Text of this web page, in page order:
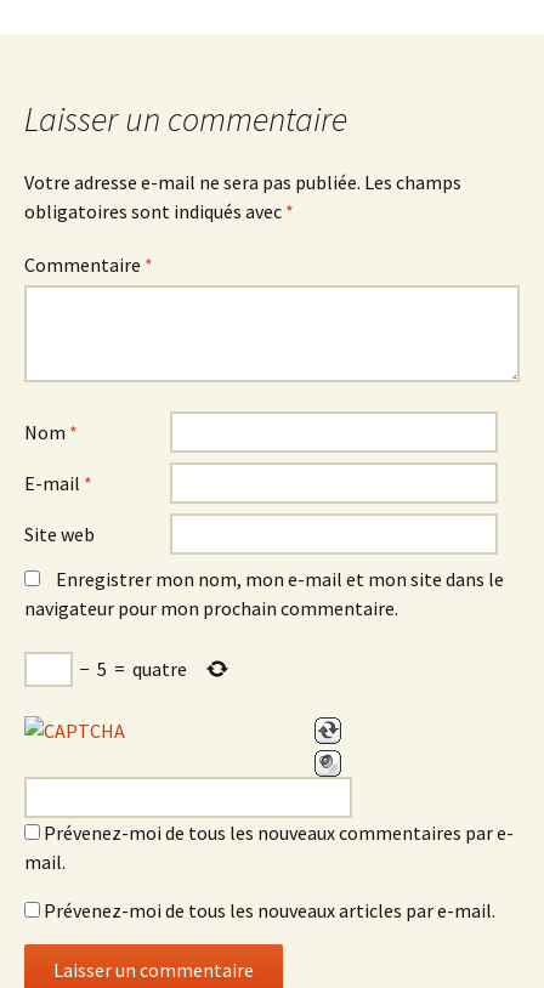
Laisser un commentaire
Votre adresse e-mail ne sera pas publiée. Les champs
obligatoires sont indiqués avec *
Commentaire *
Nom *
E-mail *
Site web
Enregistrer mon nom, mon e-mail et mon site dans le
navigateur pour mon prochain commentaire.
− 5 = quatre
Prévenez-moi de tous les nouveaux commentaires par e-
mail.
Prévenez-moi de tous les nouveaux articles par e-mail.